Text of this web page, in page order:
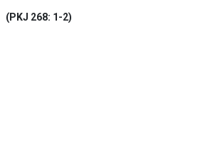
(PKJ 268: 1-2)